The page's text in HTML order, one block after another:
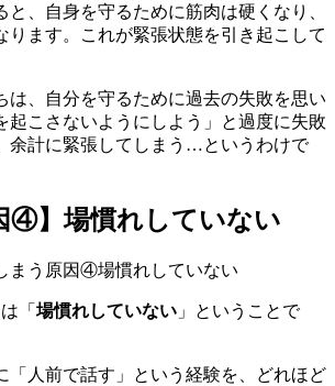
、
自身を守るために筋肉は硬くなり、
ります。これが緊張状態を引き起こ して
は、自分を守るために過去の失敗を思い
起こさないようにしよう 」
と過度に失敗
余計に緊張してしまう …という わけで
④】場慣れしていない
「 場慣れしていない 」ということで
「人前で話す」という経験を
どれほど